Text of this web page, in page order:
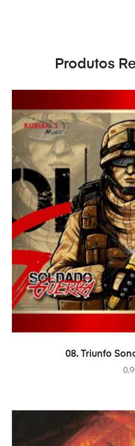
Produtos
08. Triunfo